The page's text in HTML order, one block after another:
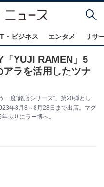
・ビジネス エンタメ リサ
「YUJI RAMEN」5
ラを活用したツナ
度“銘店シリーズ”」第20弾とし
年8月8～8月28日まで出店。マグ
ぶりにラー博へ。